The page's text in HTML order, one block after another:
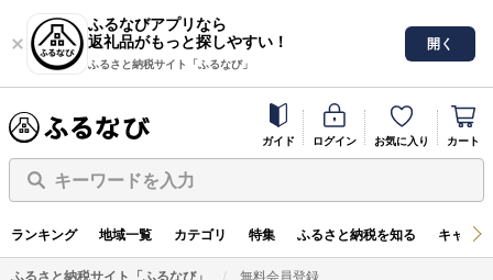
ふるなびアプリなら
返礼品がもっと探しやすい！
ふるさと納税サイト「ふるなび」
開く
ガイド ログイン お気に入り カート
キーワードを入力
ランキング 地域一覧 カテゴリ 特集 ふるさと納税を知る キャン
ふるさと納税サイト「ふるなび」 無料会員登録